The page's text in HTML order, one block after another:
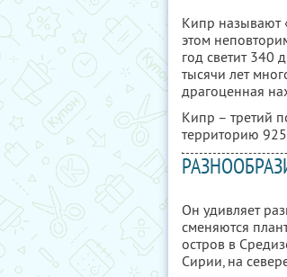
Кипр называют
этом
год светит 340
тысячи лет
драгоценная
Кипр – третий
территорию
Он удивляет
сменяются
остров в
Сирии, на